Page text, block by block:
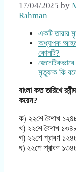
17/04/2025 by
Rahman
একটি তারার
অধ্যাপক
কোনটি?
জেনেটিকভাবে
মৃত্যুকে কি
বাংলা কত তারিখে
করেন?
ক) ২২শে বৈশাখ
খ) ২২শে বৈশাখ
গ) ২২শে শ্রাবণ
ঘ) ২২শে শ্রাবণ